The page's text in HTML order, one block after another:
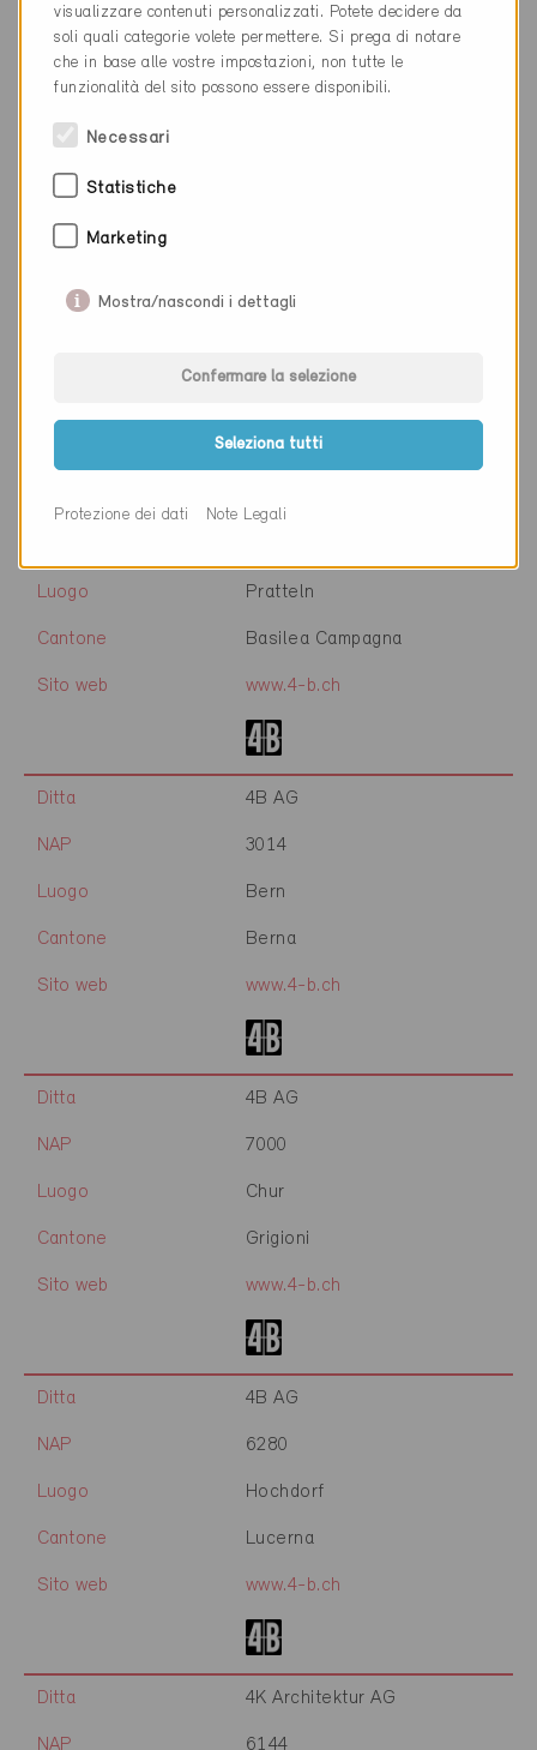
Cantone Zurigo
Sito web www.4-b.ch
Ditta
NAP
Luogo Baden-Dättwil
www.4-b.ch
Luogo Pratteln
Cantone Basilea Campagna
Sito web www.4-b.ch
Ditta 4B AG
NAP 3014
Luogo Bern
Cantone Berna
Sito web www.4-b.ch
Ditta 4B AG
NAP 7000
Luogo Chur
Cantone Grigioni
Sito web www.4-b.ch
Ditta 4B AG
NAP 6280
Luogo Hochdorf
Cantone Lucerna
Sito web www.4-b.ch
Ditta 4K Architektur AG
NAP 6144
visualizzare contenuti personalizzati. Potete decidere da
soli quali categorie volete permettere. Si prega di notare
che in base alle vostre impostazioni, non tutte le
funzionalità del sito possono essere disponibili.
Necessari
Statistiche
Marketing
Mostra/nascondi i dettagli
Confermare la selezione
Seleziona tutti
Protezione dei dati Note Legali